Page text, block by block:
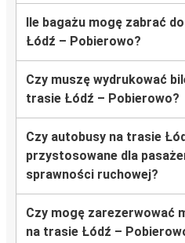
Ile bagażu mogę zabrać
Łódź – Pobierowo?
Czy muszę wydrukować
trasie Łódź – Pobierowo?
Czy autobusy na trasie
przystosowane dla
sprawności ruchowej?
Czy mogę zarezerwować
na trasie Łódź –